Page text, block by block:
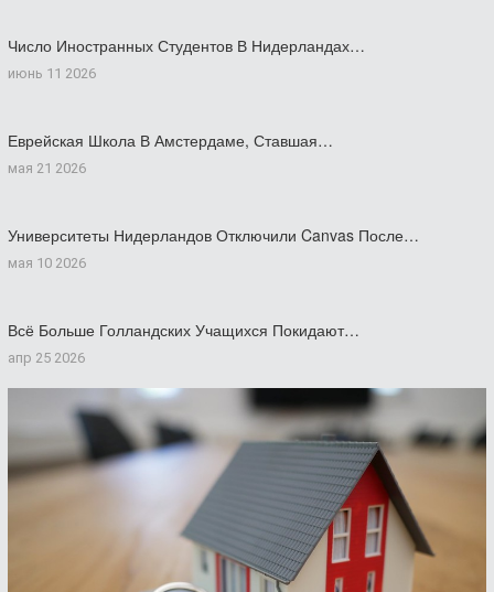
Число Иностранных Студентов В Нидерландах…
июнь 11 2026
Еврейская Школа В Амстердаме, Ставшая…
мая 21 2026
Университеты Нидерландов Отключили Canvas После…
мая 10 2026
Всё Больше Голландских Учащихся Покидают…
апр 25 2026